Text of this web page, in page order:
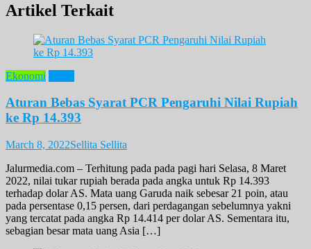
Artikel Terkait
Ekonomi
Aturan Bebas Syarat PCR Pengaruhi Nilai Rupiah
ke Rp 14.393
March 8, 2022Sellita Sellita
Jalurmedia.com – Terhitung pada pada pagi hari Selasa, 8 Maret
2022, nilai tukar rupiah berada pada angka untuk Rp 14.393
terhadap dolar AS. Mata uang Garuda naik sebesar 21 poin, atau
pada persentase 0,15 persen, dari perdagangan sebelumnya yakni
yang tercatat pada angka Rp 14.414 per dolar AS. Sementara itu,
sebagian besar mata uang Asia […]